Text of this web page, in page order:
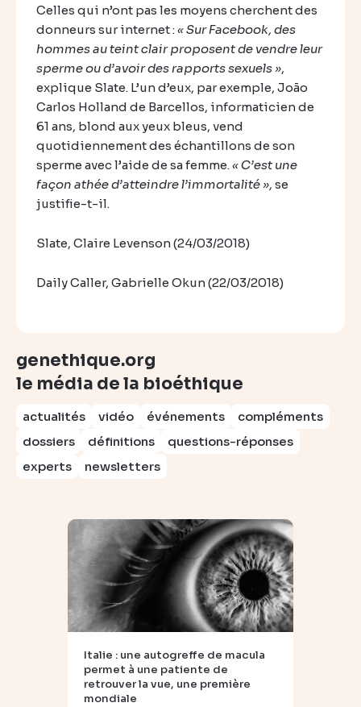
Celles qui n’ont pas les moyens cherchent des
donneurs sur internet :« Sur Facebook, des
hommes au teint clair proposent de vendre leur
sperme ou d’avoir des rapports sexuels »,
explique Slate. L’un d’eux, par exemple, João
Carlos Holland de Barcellos, informaticien de
61 ans, blond aux yeux bleus, vend
quotidiennement des échantillons de son
sperme avec l’aide de sa femme.« C’est une
façon athée d’atteindre l’immortalité », se
justifie-t-il.
Slate, Claire Levenson (24/03/2018)
Daily Caller, Gabrielle Okun (22/03/2018)
genethique.org
le média de la bioéthique
actualités vidéo événements
compléments
dossiers
définitions
questions-réponses
experts
newsletters
Italie : une autogreffe de macula
permet à une patiente de
retrouver la vue, une première
mondiale